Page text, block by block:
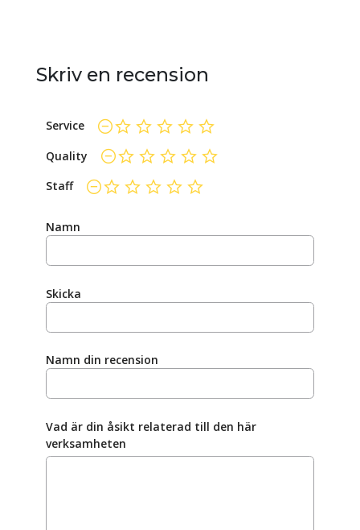
Skriv en recension
Service
Quality
Staff
Namn
Skicka
Namn din recension
Vad är din åsikt relaterad till den här
verksamheten